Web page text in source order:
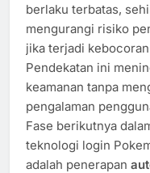
berlaku terbatas,
mengurangi risiko
jika terjadi
Pendekatan ini
keamanan tanpa
pengalaman
Fase berikutnya
teknologi login
adalah penerapan